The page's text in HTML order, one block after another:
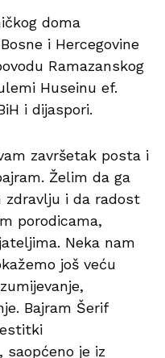
doma
i Hercegovine
Ramazanskog
Huseinu ef.
i dijaspori.
završetak posta i
Želim da ga
zdravlju i da radost
porodicama,
Neka nam
još veću
Bajram Šerif
saopćeno je iz